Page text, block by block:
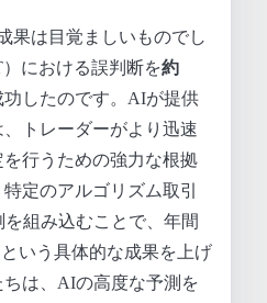
果は目覚ましいものでし
における誤判断を約
したのです。AIが提供
トレーダーがより迅速
行うための強力な根拠
定のアルゴリズム取引
組み込むことで、年間
いう具体的な成果を上げ
は、AIの高度な予測を